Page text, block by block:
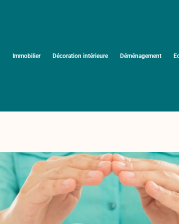
Immobilier Décoration intérieure Déménagement